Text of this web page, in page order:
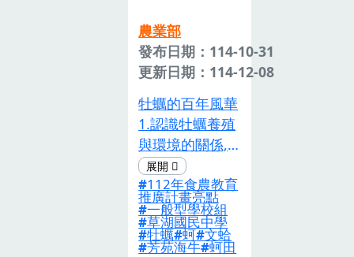
農業部
發布日期：114-10-31
更新日期：114-12-08
牡蠣的百年風華
1.認識牡蠣養殖
與環境的關係,
了解不同地區台
灣養蚵的型態和
蚵農生產工作細
項,增進認識家
鄉產業。2.利用
112年食農教育
推廣計畫亮點
一般型學校組
草湖國民中學
牡蠣 蚵 文蛤
芳苑海牛 蚵田